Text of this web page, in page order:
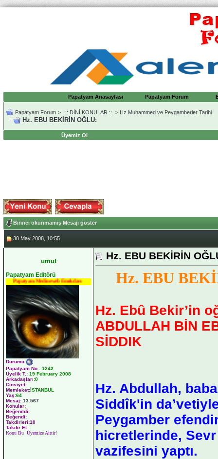
Papatyam Anasayfası Papatyam Forum
Papatyam Forum > ..::.DİNİ KONULAR.::. > Hz.Muhammed ve Peygamberler Tarihi
Hz. EBU BEKİRİN OĞLU:
Üyemiz Ol
Birinci okunmamış Mesajı göster
30 May 2008, 10:55
umut
Papatyam Editörü
Papatyam Medineweb Emekdarı
Durumu:
Papatyam No : 1242
Üyelik T.: 19 February 2008
Arkadaşları:0
Cinsiyet:
Memleket:İSTANBUL
Yaş:64
Mesaj: 13.567
Konular:
Beğenildi:
Beğendi:
Takdirleri:10
Takdir Et:
Konu Bu Üyemize Aittir!
Hz. EBU BEKİRİN
Hz. EBU
Hz. Ebû Bekir’in
ABDULLAH BİN
SİDDIK
Hz. Abdullah,
Siddîk'in
Peygamber
hicretlerinde,
vazifesini yaptı.